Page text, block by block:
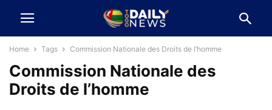
Home Tags Commission Nationale des Droits de l’homme
Commission Nationale des
Droits de l’homme